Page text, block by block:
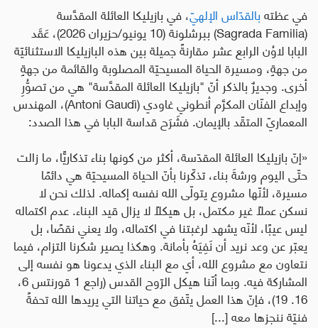
في عظتهبالقدّاس الإلهيّ، في بازيليكا العائلة المقدَّسة
(
Sagrada Familia ) ببرشلونة (10 يونيو/حزيران 2026)، عَقَد
البابا لاوُن الرابع عشر مقارنةً جميلة بين هذه البازيليكا الاستثنائيّة
من جهةٍ، ومسيرة الحياة المسيحيّة المصلوبة والقائمة من جهةٍ
أخرى. وجديرٌ بالذكر أنّ "بازيليكا العائلة المقدَّسة" هي من تصوُّرِ
وإبداع الفنّان المكرَّم أنطوني غاودي (Antoni Gaudì)، المهندس
المعماريّ المتقّد بالإيمان. فشَرَح قداسة البابا في هذا الصدد:
«إنّ بازيليكا العائلة المقدّسة، أكثر من كونها بناء تذكاريًّا، ما زالت
حتّى اليوم ورشةَ بناء، تذكّرنا بأنّ الحياة المسيحيّة هي دائمًا
مسيرة، لأنّها مشروع يتولّى الله نفسه إكماله. لذلك نحن لا
نسكن عملًا غير مكتمل، بل هيكلًا لا يزال قيد البناء. عدم اكتماله
ليس عيبًا، لأنّه يشهد لرغبتنا في اكتماله، ولا يعني نقصًا، بل
يعبّر عن وعد نريد أن نَفِيَهُ بأمانة. وهكذا يصير شكرنا التزام، فيما
نتعاون مع مشروع الله، أي مع البناء الذي يدعونا هو نفسه إلى
المشاركة فيه. وبما أنّنا هيكل الرّوح القدس (راجع 1 قورنتس 6،
16. 19)، فإنّ هذا العمل يتّفق مع حياتنا التي يريدها الله تحفةً
فنيّة ننجزها معه [...]